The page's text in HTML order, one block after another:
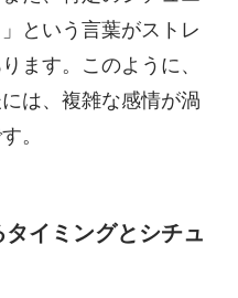
という言葉がストレ
ます。このように、
は、複雑な感情が渦
。
イミングとシチュ